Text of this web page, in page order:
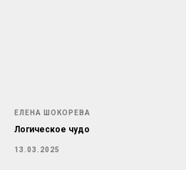
ЕЛЕНА ШОКОРЕВА
Логическое чудо
13.03.2025